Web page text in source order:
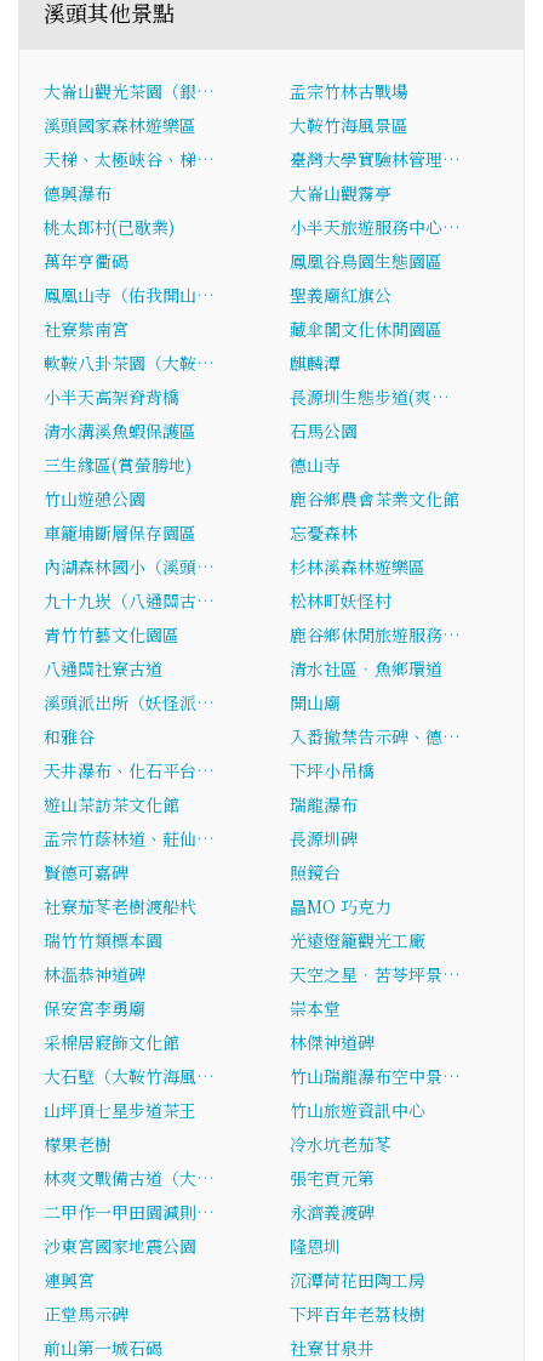
溪頭其他景點
大崙山觀光茶園（銀…
孟宗竹林古戰場
溪頭國家森林遊樂區
大鞍竹海風景區
天梯、太極峽谷、梯…
臺灣大學實驗林管理…
德興瀑布
大崙山觀霧亭
桃太郎村(已歇業)
小半天旅遊服務中心…
萬年亨衢碣
鳳凰谷鳥園生態園區
鳳凰山寺（佑我開山…
聖義廟紅旗公
社寮紫南宮
藏傘閣文化休閒園區
軟鞍八卦茶園（大鞍…
麒麟潭
小半天高架脊背橋
長源圳生態步道(爽…
清水溝溪魚蝦保護區
石馬公園
三生緣區(賞螢勝地)
德山寺
竹山遊憩公園
鹿谷鄉農會茶業文化館
車籠埔斷層保存園區
忘憂森林
內湖森林國小（溪頭…
杉林溪森林遊樂區
九十九崁（八通關古…
松林町妖怪村
青竹竹藝文化園區
鹿谷鄉休閒旅遊服務…
八通關社寮古道
清水社區．魚鄉環道
溪頭派出所（妖怪派…
開山廟
和雅谷
入番撤禁告示碑、德…
天井瀑布、化石平台…
下坪小吊橋
遊山茶訪茶文化館
瑞龍瀑布
孟宗竹蔭林道、莊仙…
長源圳碑
賢德可嘉碑
照鏡台
社寮茄苳老樹渡船杙
瞐MO 巧克力
瑞竹竹類標本園
光遠燈籠觀光工廠
林溫恭神道碑
天空之星．苦苓坪景…
保安宮李勇廟
崇本堂
采棉居寢飾文化館
林傑神道碑
大石壁（大鞍竹海風…
竹山瑞龍瀑布空中景…
山坪頂七星步道茶王
竹山旅遊資訊中心
檬果老樹
冷水坑老茄苳
林爽文戰備古道（大…
張宅貢元第
二甲作一甲田園減則…
永濟義渡碑
沙東宮國家地震公園
隆恩圳
連興宮
沉潭荷花田陶工房
正堂馬示碑
下坪百年老荔枝樹
前山第一城石碣
社寮甘泉井